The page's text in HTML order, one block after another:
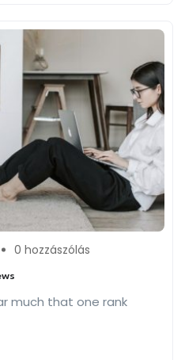
0 hozzászólás
much that one rank